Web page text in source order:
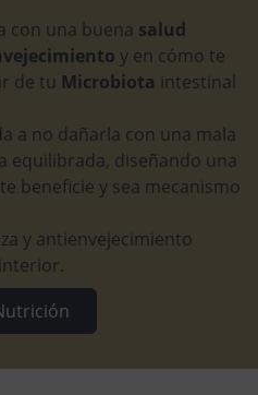
con una buena salud
y en cómo te
de tu Microbiota intestinal
a no dañarla con una mala
equilibrada, diseñando una
beneficie y sea mecanismo
y antienvejecimiento